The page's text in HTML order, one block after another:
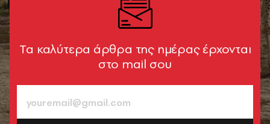
Tα καλύτερα άρθρα της ημέρας έρχονται
στο mail σου